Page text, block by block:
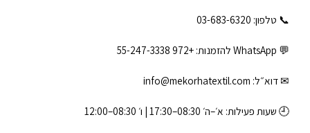
📞 טלפון: ‎03-683-6320
💬 WhatsApp להזמנות: +972 55-247-3338
✉ דוא״ל: info@mekorhatextil.com
🕘 שעות פעילות: א׳–ה׳ 08:30–17:30 | ו׳ 08:30–12:00